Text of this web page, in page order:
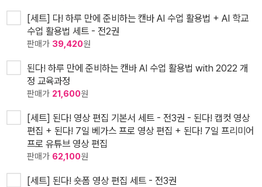
[세트] 다! 하루 만에 준비하는 캔바 AI 수업 활용법 + AI 학교
수업 활용법 세트 - 전2권
판매가 39,420원
된다! 하루 만에 준비하는 캔바 AI 수업 활용법 with 2022 개
정 교육과정
판매가 21,600원
[세트] 된다! 영상 편집 기본서 세트 - 전3권 - 된다! 캡컷 영상
편집 + 된다! 7일 베가스 프로 영상 편집 + 된다! 7일 프리미어
프로 유튜브 영상 편집
판매가 62,100원
[세트] 된다! 숏폼 영상 편집 세트 - 전3권